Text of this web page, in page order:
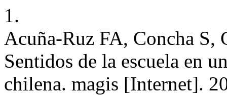
1.
Acuña-Ruz FA, Concha
Sentidos de la escuela en
chilena. magis [Internet].